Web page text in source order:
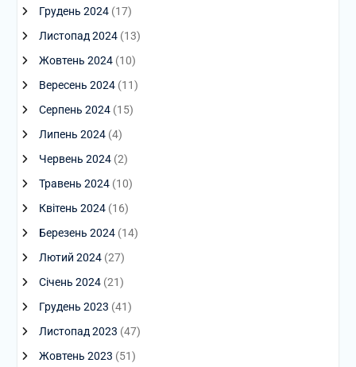
Грудень 2024(17)
Листопад 2024(13)
Жовтень 2024(10)
Вересень 2024(11)
Серпень 2024(15)
Липень 2024(4)
Червень 2024(2)
Травень 2024(10)
Квітень 2024(16)
Березень 2024(14)
Лютий 2024(27)
Січень 2024(21)
Грудень 2023 (41)
Листопад 2023 (47)
Жовтень 2023 (51)